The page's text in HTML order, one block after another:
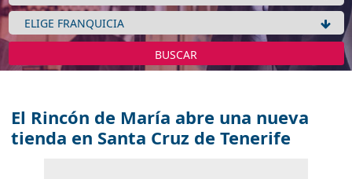
BUSCAR
El Rincón de María abre una nueva
tienda en Santa Cruz de Tenerife